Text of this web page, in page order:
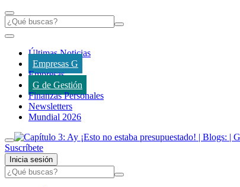
Últimas Noticias
Empresas G
Empresas
G de Gestión
Finanzas Personales
Newsletters
Mundial 2026
Suscríbete
Inicia sesión